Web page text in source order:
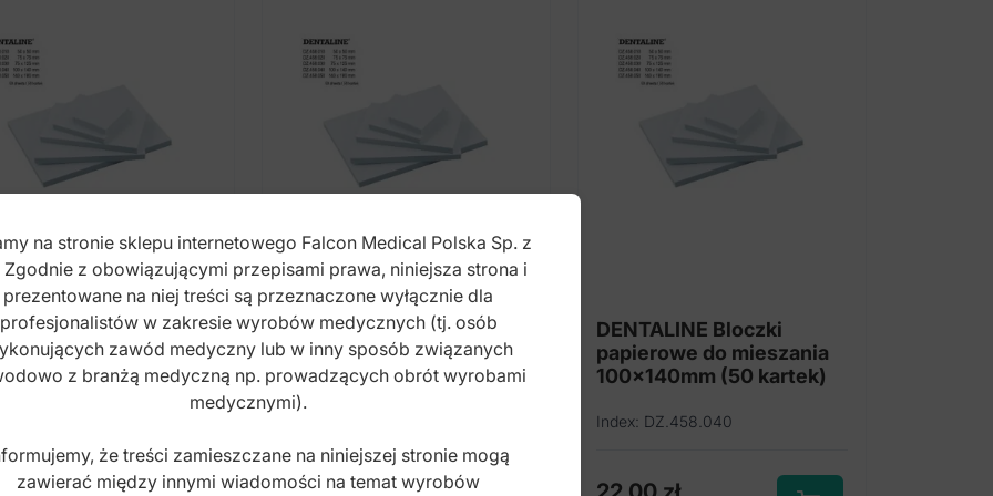
Bloczki
do mieszania
(50 kartek)
DENTALINE Bloczki
papierowe do mieszania
75x125mm (50 kartek)
DENTALINE Bloczki
papierowe do mieszania
100x140mm (50 kartek)
Index: DZ.458.040
na stronie sklepu internetowego Falcon Medical Polska Sp. z
Zgodnie z obowiązującymi przepisami prawa, niniejsza strona i
prezentowane na niej treści są przeznaczone wyłącznie dla
profesjonalistów w zakresie wyrobów medycznych (tj. osób
zawód medyczny lub w inny sposób związanych
z branżą medyczną np. prowadzących obrót wyrobami
medycznymi).
że treści zamieszczane na niniejszej stronie mogą
zawierać między innymi wiadomości na temat wyrobów